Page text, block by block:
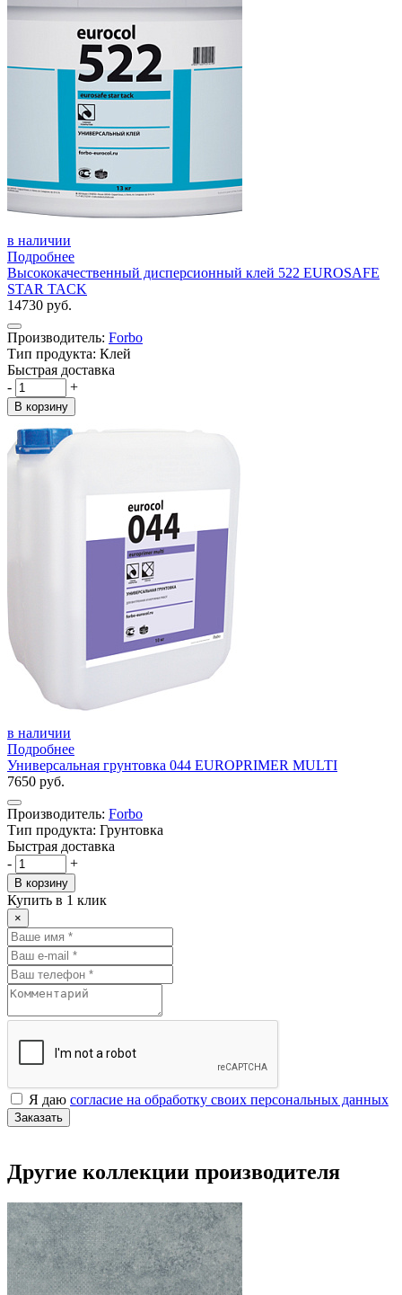
в наличии
Подробнее
Высококачественный дисперсионный клей 522 EUROSAFE
STAR TACK
14730 руб.
Производитель: Forbo
Тип продукта: Клей
Быстрая доставка
-
+
В корзину
в наличии
Подробнее
Универсальная грунтовка 044 EUROPRIMER MULTI
7650 руб.
Производитель: Forbo
Тип продукта: Грунтовка
Быстрая доставка
-
+
В корзину
Купить в 1 клик
×
Я даю согласие на обработку своих персональных данных
Заказать
Другие коллекции производителя